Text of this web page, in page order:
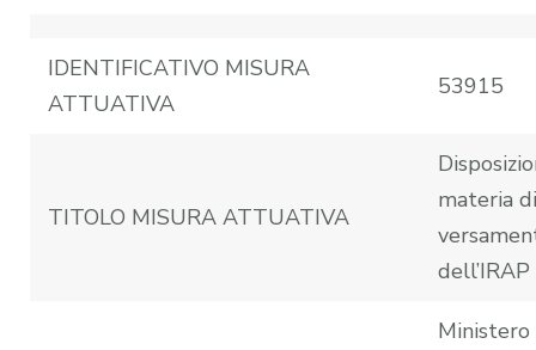
IDENTIFICATIVO MISURA
ATTUATIVA
53915
TITOLO MISURA ATTUATIVA
materia di
dell’IRAP
Ministero